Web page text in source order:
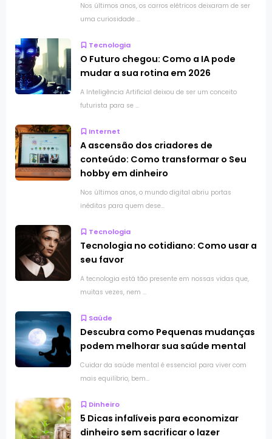
Nos últimos anos, os carros elétricos deixaram de ser
uma curiosidade ...
Tecnologia
O Futuro chegou: Como a IA pode
mudar a sua rotina em 2026
A Inteligência Artificial deixou de ser um conceito
futurista para se ...
Internet
A ascensão dos criadores de
conteúdo: Como transformar o Seu
hobby em dinheiro
Nos últimos anos, o mundo digital abriu portas
inéditas para quem dese...
Tecnologia
Tecnologia no cotidiano: Como usar a
seu favor
A tecnologia está tão presente em nossas vidas que,
muitas vezes, nem ...
Saúde
Descubra como Pequenas mudanças
podem melhorar sua saúde mental
Cuidar da saúde mental é essencial para viver com
mais equilíbrio, bem...
Dinheiro
5 Dicas infalíveis para economizar
dinheiro sem sacrificar o lazer